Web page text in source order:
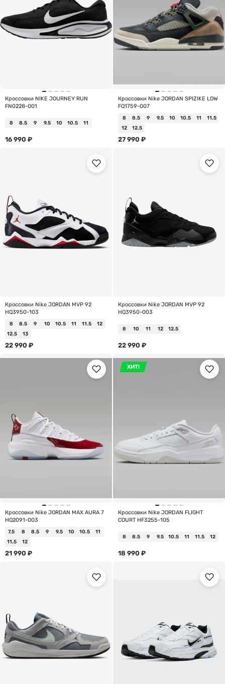
Кроссовки NIKE JOURNEY RUN
FN0228-001
8 8.5 9 9.5 10 10.5 11
16 990 ₽
Кроссовки Nike JORDAN SPIZIKE LOW
FQ1759-007
8 8.5 9 9.5 10 10.5 11
11.5
12
12.5
27 990 ₽
Кроссовки Nike JORDAN MVP 92
HQ3950-103
8 8.5 9 10 10.5 11 11.5
12
12.5
13
22 990 ₽
Кроссовки Nike JORDAN MVP 92
HQ3950-003
8 10 11 12 12.5
22 990 ₽
Кроссовки Nike JORDAN MAX AURA 7
HQ2091-003
7.5 8 8.5 9 9.5 10 10.5
11
11.5
12
21 990 ₽
ХИТ!
Кроссовки Nike JORDAN FLIGHT
COURT HF3255-105
8 8.5 9 9.5 10.5 11 11.5 12
18 990 ₽